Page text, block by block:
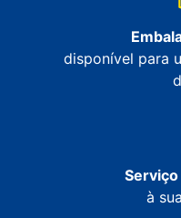
disponível para
à